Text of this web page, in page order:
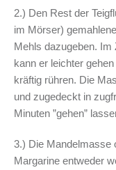
2.) Den Rest der
im Mörser)
Mehls dazugeben. Im
kann er leichter
kräftig rühren. Die
und zugedeckt in
Minuten ”gehen”
3.) Die Mandelmasse
Margarine entweder